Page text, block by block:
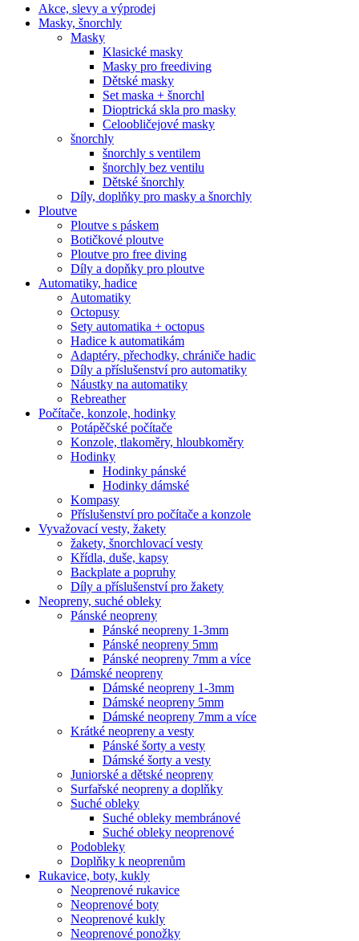
Akce, slevy a výprodej
Masky, šnorchly
Masky
Klasické masky
Masky pro freediving
Dětské masky
Set maska + šnorchl
Dioptrická skla pro masky
Celoobličejové masky
šnorchly
šnorchly s ventilem
šnorchly bez ventilu
Dětské šnorchly
Díly, doplňky pro masky a šnorchly
Ploutve
Ploutve s páskem
Botičkové ploutve
Ploutve pro free diving
Díly a dopňky pro ploutve
Automatiky, hadice
Automatiky
Octopusy
Sety automatika + octopus
Hadice k automatikám
Adaptéry, přechodky, chrániče hadic
Díly a příslušenství pro automatiky
Náustky na automatiky
Rebreather
Počítače, konzole, hodinky
Potápěčské počítače
Konzole, tlakoměry, hloubkoměry
Hodinky
Hodinky pánské
Hodinky dámské
Kompasy
Příslušenství pro počítače a konzole
Vyvažovací vesty, žakety
žakety, šnorchlovací vesty
Křídla, duše, kapsy
Backplate a popruhy
Díly a příslušenství pro žakety
Neopreny, suché obleky
Pánské neopreny
Pánské neopreny 1-3mm
Pánské neopreny 5mm
Pánské neopreny 7mm a více
Dámské neopreny
Dámské neopreny 1-3mm
Dámské neopreny 5mm
Dámské neopreny 7mm a více
Krátké neopreny a vesty
Pánské šorty a vesty
Dámské šorty a vesty
Juniorské a dětské neopreny
Surfařské neopreny a doplňky
Suché obleky
Suché obleky membránové
Suché obleky neoprenové
Podobleky
Doplňky k neoprenům
Rukavice, boty, kukly
Neoprenové rukavice
Neoprenové boty
Neoprenové kukly
Neoprenové ponožky